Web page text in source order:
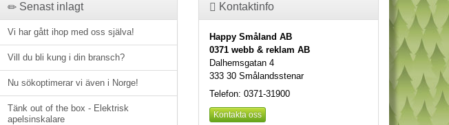
Senast inlagt
Vi har gått ihop med oss själva!
Vill du bli kung i din bransch?
Nu sökoptimerar vi även i Norge!
Tänk out of the box - Elektrisk
apelsinskalare
Kontaktinfo
Happy Småland AB
0371 webb & reklam AB
Dalhemsgatan 4
333 30 Smålandsstenar
Telefon: 0371-31900
Kontakta oss